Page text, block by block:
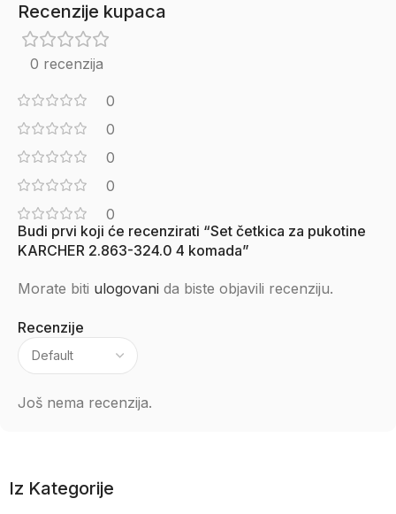
Recenzije kupaca
0 recenzija
0
0
0
0
0
Recenzije
Još nema recenzija.
Budi prvi koji će recenzirati “Set četkica za pukotine
KARCHER 2.863-324.0 4 komada”
Morate biti ulogovani da biste objavili recenziju.
Iz Kategorije